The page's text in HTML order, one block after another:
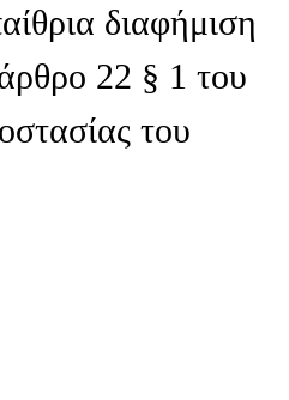
διαφήμιση
22 § 1 του
του